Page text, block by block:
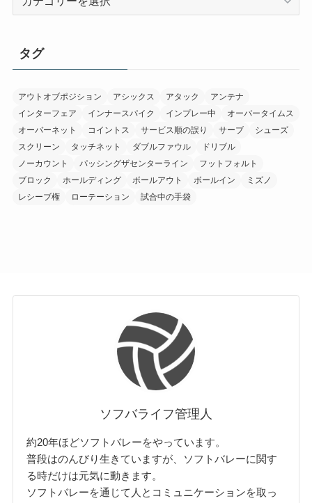
ー
タグ
アウトオブポジション アシックス アタック
アンテナ
インターフェア
インナースパイク インプレー中
オーバータイムス
オーバーネット
コイントス サービス順の誤り サーブ
シューズ
スクリーン
タッチネット ダブルファウル
ドリブル
ノーカウント
パッシングザセンターライン
フットフォルト
ブロック
ホールディング ボールアウト ボールイン
ミズノ
レシーブ権
ローテーション 試合中の手袋
ソフバライフ管理人
約20年ほどソフトバレーをやっています。
普段はのんびり生きていますが、ソフトバレーに関す
る時だけは元気に動きます。
ソフトバレーを通じて人とコミュニケーションを取っ